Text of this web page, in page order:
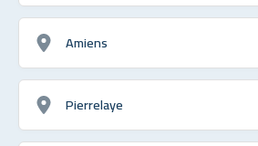
Amiens
Pierrelaye